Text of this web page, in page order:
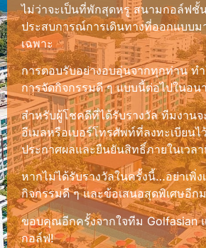
ไม่ว่าจะเป็นที่พักสุดหรู สนามกอล์ฟชั้
ประสบการณ์การเดินทางที่ออกแบบม
เฉพาะ
การตอบรับอย่างอบอุ่นจากทุกท่าน ทำ
การจัดกิจกรรมดี ๆ แบบนี้ต่อไปในอน
สำหรับผู้โชคดีที่ได้รับรางวัล ทีมงาน
อีเมลหรือเบอร์โทรศัพท์ที่ลงทะเบียน
ประกาศผลและยืนยันสิทธิ์ภายในเวล
หากไม่ได้รับรางวัลในครั้งนี้…อย่าเพิ่ง
กิจกรรมดี ๆ และข้อเสนอสุดพิเศษอี
ขอบคุณอีกครั้งจากใจทีม Golfasian
กอล์ฟ!